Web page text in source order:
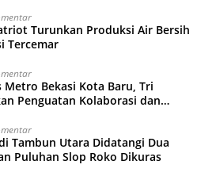
Turunkan Produksi Air Bersih
Tercemar
Metro Bekasi Kota Baru, Tri
Penguatan Kolaborasi dan
Tambun Utara Didatangi Dua
Puluhan Slop Roko Dikuras